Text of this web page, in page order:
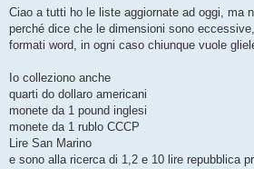
s
Ciao a tutti ho le liste aggiornate ad oggi, ma
perché dice che le dimensioni sono
formati word, in ogni caso chiunque vuole
Io colleziono anche
quarti do dollaro americani
monete da 1 pound inglesi
monete da 1 rublo CCCP
Lire San Marino
e sono alla ricerca di 1,2 e 10 lire repubblica